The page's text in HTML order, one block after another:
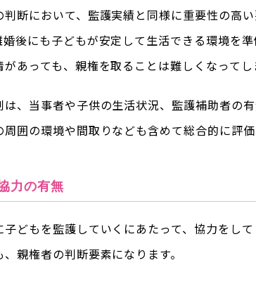
判断において、監護実績と同様に重要性の高
婚後にも子どもが安定して生活できる環境を
があっても、親権を取ることは難しくなってし
は、当事者や子供の生活状況、監護補助者の
周囲の環境や間取りなども含めて総合的に評価
力の有無
子どもを監護していくにあたって、協力をし
、親権者の判断要素になります。